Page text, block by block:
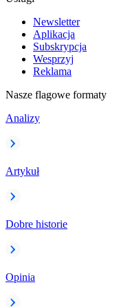
Newsletter
Aplikacja
Subskrypcja
Wesprzyj
Reklama
Nasze flagowe formaty
Analizy
Artykuł
Dobre historie
Opinia